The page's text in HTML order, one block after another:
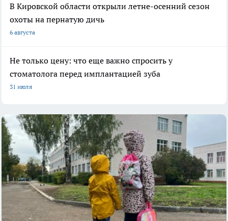
В Кировской области открыли летне-осенний сезон
охоты на пернатую дичь
6 августа
Не только цену: что еще важно спросить у
стоматолога перед имплантацией зуба
31 июля